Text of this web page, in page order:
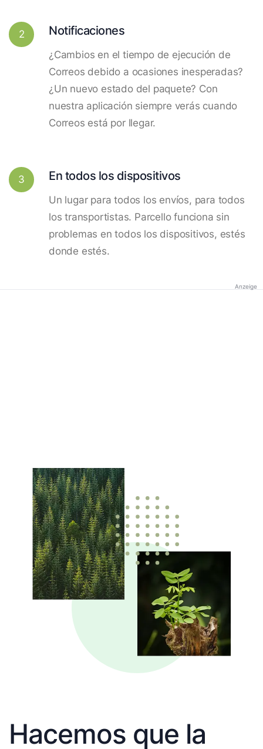
2 Notificaciones
¿Cambios en el tiempo de ejecución de
Correos debido a ocasiones inesperadas?
¿Un nuevo estado del paquete? Con
nuestra aplicación siempre verás cuando
Correos está por llegar.
3 En todos los dispositivos
Un lugar para todos los envíos, para todos
los transportistas. Parcello funciona sin
problemas en todos los dispositivos, estés
donde estés.
Anzeige
Hacemos que la